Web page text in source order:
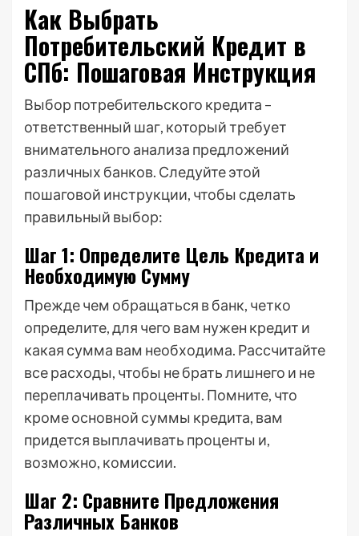
Как Выбрать
Потребительский Кредит в
СПб: Пошаговая Инструкция
Выбор потребительского кредита –
ответственный шаг, который требует
внимательного анализа предложений
различных банков. Следуйте этой
пошаговой инструкции, чтобы сделать
правильный выбор:
Шаг 1: Определите Цель Кредита и
Необходимую Сумму
Прежде чем обращаться в банк, четко
определите, для чего вам нужен кредит и
какая сумма вам необходима. Рассчитайте
все расходы, чтобы не брать лишнего и не
переплачивать проценты. Помните, что
кроме основной суммы кредита, вам
придется выплачивать проценты и,
возможно, комиссии.
Шаг 2: Сравните Предложения
Различных Банков